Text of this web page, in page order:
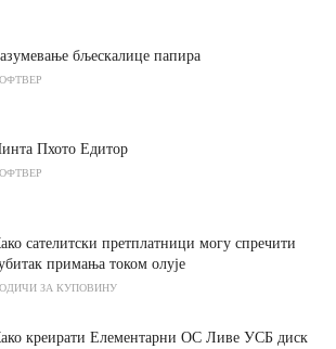
бљескалице папира
Пхото Едитор
сателитски претплатници могу спречити
примања током олује
ЗА КУПОВИНУ
креирати Елементарни ОС Ливе УСБ диск